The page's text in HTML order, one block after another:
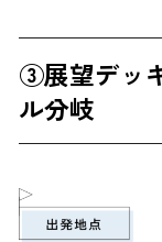
③展望デッ
ル分岐